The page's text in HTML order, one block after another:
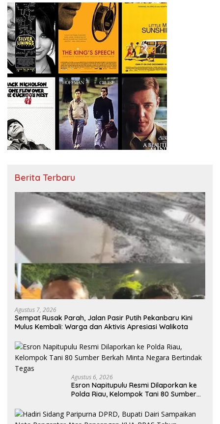
Berita Terbaru
Agustus 7, 2026
Sempat Rusak Parah, Jalan Pasir Putih Pekanbaru Kini
Mulus Kembali: Warga dan Aktivis Apresiasi Walikota
Agustus 6, 2026
Esron Napitupulu Resmi Dilaporkan ke
Polda Riau, Kelompok Tani 80 Sumber